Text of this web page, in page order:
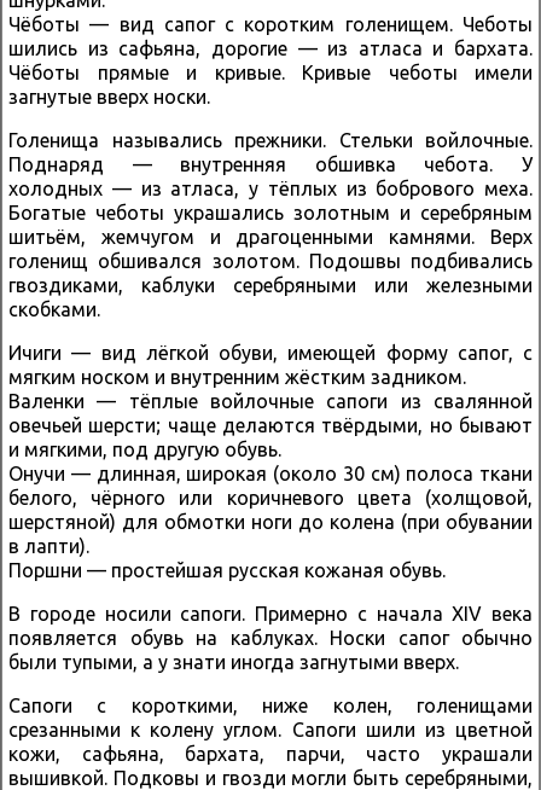
Чёботы — вид сапог с коротким голенищем. Чеботы
шились из сафьяна, дорогие — из атласа и бархата.
Чёботы прямые и кривые. Кривые чеботы имели
загнутые вверх носки.
Голенища назывались прежники. Стельки войлочные.
Поднаряд — внутренняя обшивка чебота. У
холодных — из атласа, у тёплых из бобрового меха.
Богатые чеботы украшались золотным и серебряным
шитьём, жемчугом и драгоценными камнями. Верх
голенищ обшивался золотом. Подошвы подбивались
гвоздиками, каблуки серебряными или железными
скобками.
Ичиги — вид лёгкой обуви, имеющей форму сапог, с
мягким носком и внутренним жёстким задником.
Валенки — тёплые войлочные сапоги из свалянной
овечьей шерсти; чаще делаются твёрдыми, но бывают
и мягкими, под другую обувь.
Онучи — длинная, широкая (около 30 см) полоса ткани
белого, чёрного или коричневого цвета (холщовой,
шерстяной) для обмотки ноги до колена (при обувании
в лапти).
Поршни — простейшая русская кожаная обувь.
В городе носили сапоги. Примерно с начала XIV века
появляется обувь на каблуках. Носки сапог обычно
были тупыми, а у знати иногда загнутыми вверх.
Сапоги с короткими, ниже колен, голенищами
срезанными к колену углом. Сапоги шили из цветной
кожи, сафьяна, бархата, парчи, часто украшали
вышивкой. Подковы и гвозди могли быть серебряными,